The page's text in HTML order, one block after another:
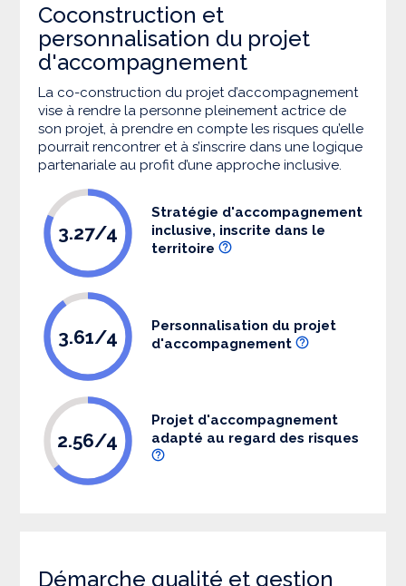
Coconstruction et
personnalisation du projet
d'accompagnement
La co-construction du projet d’accompagnement
vise à rendre la personne pleinement actrice de
son projet, à prendre en compte les risques qu’elle
pourrait rencontrer et à s’inscrire dans une logique
partenariale au profit d’une approche inclusive.
3.27/4
Stratégie d'accompagnement
inclusive, inscrite dans le
territoire
3.61/4
Personnalisation du projet
d'accompagnement
2.56/4
Projet d'accompagnement
adapté au regard des risques
Démarche qualité et gestion